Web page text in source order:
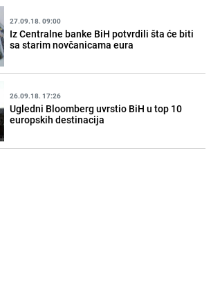
27.09.18. 09:00
Iz Centralne banke BiH potvrdili šta će biti
sa starim novčanicama eura
26.09.18. 17:26
Ugledni Bloomberg uvrstio BiH u top 10
europskih destinacija